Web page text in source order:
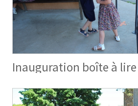
Inauguration boîte à lire